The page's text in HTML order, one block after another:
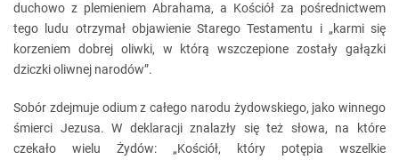
duchowo z plemieniem Abrahama, a Kościół za pośrednictwem
tego ludu otrzymał objawienie Starego Testamentu i „karmi się
korzeniem dobrej oliwki, w którą wszczepione zostały gałązki
dziczki oliwnej narodów”.
Sobór zdejmuje odium z całego narodu żydowskiego, jako winnego
śmierci Jezusa. W deklaracji znalazły się też słowa, na które
czekało wielu Żydów: „Kościół, który potępia wszelkie